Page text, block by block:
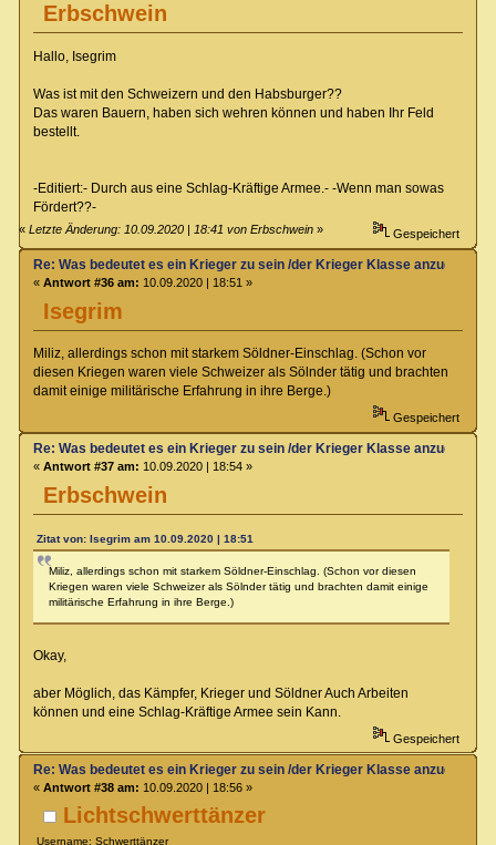
Erbschwein
Hallo, Isegrim
Was ist mit den Schweizern und den Habsburger??
Das waren Bauern, haben sich wehren können und haben Ihr Feld
bestellt.
-Editiert:- Durch aus eine Schlag-Kräftige Armee.- -Wenn man sowas
Fördert??-
«Letzte Änderung: 10.09.2020 | 18:41 von Erbschwein » Gespeichert
Isegrim
Re: Was bedeutet es ein Krieger zu sein /der Krieger Klasse
« Antwort #36 am: 10.09.2020 | 18:51 »
Miliz, allerdings schon mit starkem Söldner-Einschlag. (Schon vor
diesen Kriegen waren viele Schweizer als Sölnder tätig und brachten
damit einige militärische Erfahrung in ihre Berge.)
Gespeichert
Erbschwein
Re: Was bedeutet es ein Krieger zu sein /der Krieger Klasse
« Antwort #37 am: 10.09.2020 | 18:54 »
Zitat von: Isegrim am 10.09.2020 | 18:51
Miliz, allerdings schon mit starkem Söldner-Einschlag. (Schon vor diesen
Kriegen waren viele Schweizer als Sölnder tätig und brachten damit einige
militärische Erfahrung in ihre Berge.)
Okay,
aber Möglich, das Kämpfer, Krieger und Söldner Auch Arbeiten
können und eine Schlag-Kräftige Armee sein Kann.
Gespeichert
Lichtschwerttänzer
Username: Schwerttänzer
Re: Was bedeutet es ein Krieger zu sein /der Krieger Klasse
« Antwort #38 am: 10.09.2020 | 18:56 »